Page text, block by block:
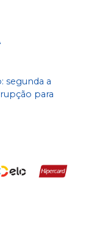
segunda a
para